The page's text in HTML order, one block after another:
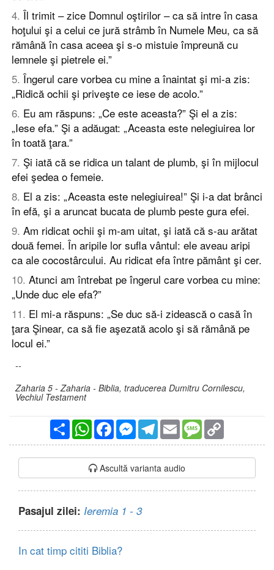
4. Îl trimit – zice Domnul oştirilor – ca să intre în casa
hoţului şi a celui ce jură strâmb în Numele Meu, ca să
rămână în casa aceea şi s-o mistuie împreună cu
lemnele şi pietrele ei.”
5. Îngerul care vorbea cu mine a înaintat şi mi-a zis:
„Ridică ochii şi priveşte ce iese de acolo.”
6. Eu am răspuns: „Ce este aceasta?” Şi el a zis:
„Iese efa.” Şi a adăugat: „Aceasta este nelegiuirea lor
în toată ţara.”
7. Şi iată că se ridica un talant de plumb, şi în mijlocul
efei şedea o femeie.
8. El a zis: „Aceasta este nelegiuirea!” Şi i-a dat brânci
în efă, şi a aruncat bucata de plumb peste gura efei.
9. Am ridicat ochii şi m-am uitat, şi iată că s-au arătat
două femei. În aripile lor sufla vântul: ele aveau aripi
ca ale cocostârcului. Au ridicat efa între pământ şi cer.
10. Atunci am întrebat pe îngerul care vorbea cu mine:
„Unde duc ele efa?”
11. El mi-a răspuns: „Se duc să-i zidească o casă în
ţara Şinear, ca să fie aşezată acolo şi să rămână pe
locul ei.”
--
Zaharia 5 - Zaharia - Biblia, traducerea Dumitru Cornilescu,
Vechiul Testament
PartajareWhatsAppFacebookMessengerTelegram
Email Message
Ascultă varianta audio
Pasajul zilei: Ieremia 1 - 3
In cat timp cititi Biblia?